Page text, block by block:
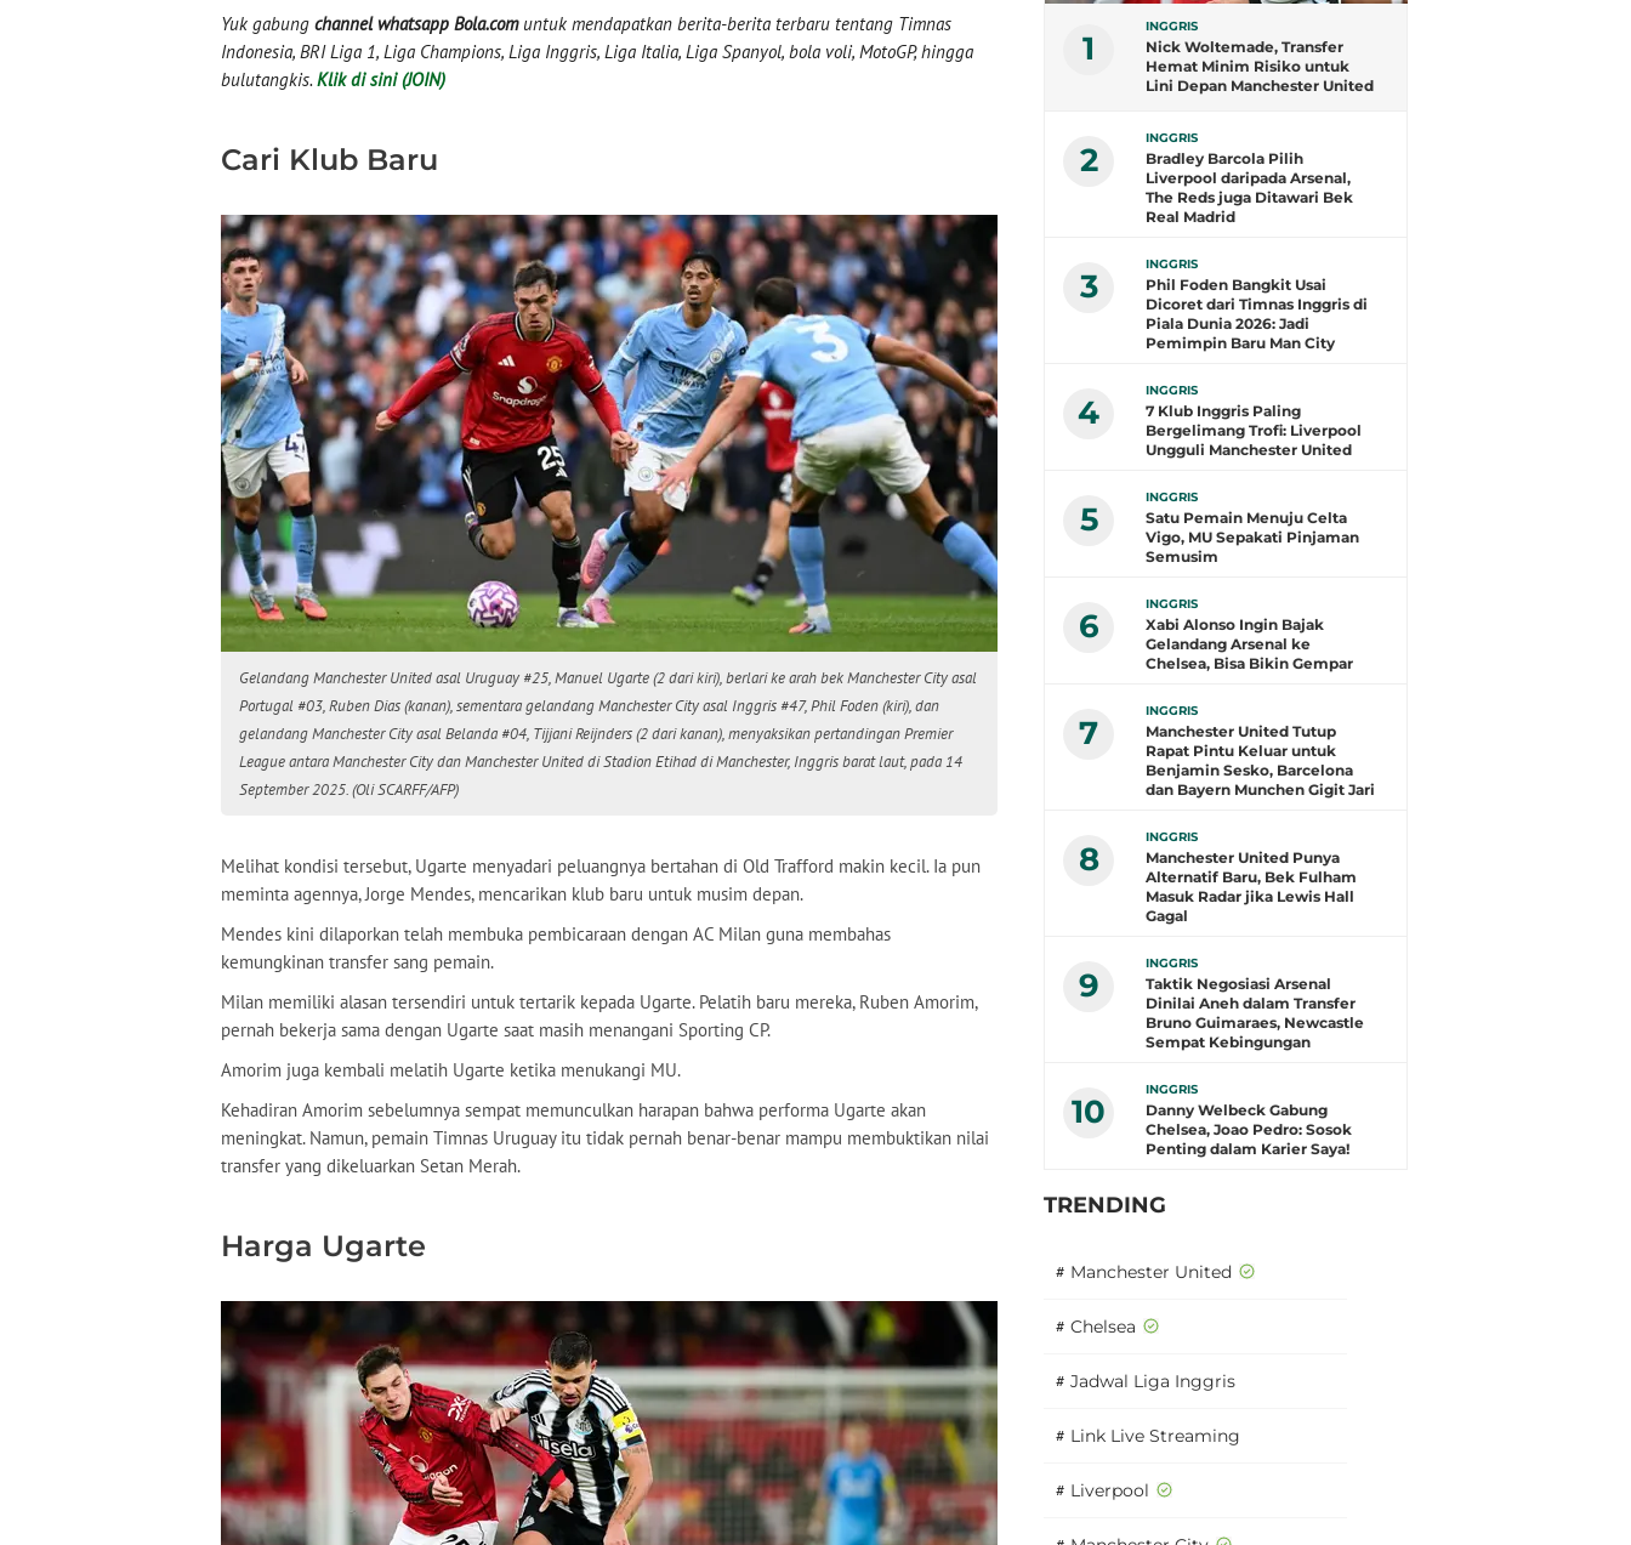
Yuk gabung channel whatsapp Bola.comuntuk mendapatkan berita-berita terbaru tentang Timnas
Indonesia, BRI Liga 1, Liga Champions, Liga Inggris, Liga Italia, Liga Spanyol, bola voli, MotoGP, hingga
bulutangkis. Klik di sini (JOIN)
Cari Klub Baru
Gelandang Manchester United asal Uruguay #25, Manuel Ugarte (2 dari kiri), berlari ke arah bek Manchester City asal
Portugal #03, Ruben Dias (kanan), sementara gelandang Manchester City asal Inggris #47, Phil Foden (kiri), dan
gelandang Manchester City asal Belanda #04, Tijjani Reijnders (2 dari kanan), menyaksikan pertandingan Premier
League antara Manchester City dan Manchester United di Stadion Etihad di Manchester, Inggris barat laut, pada 14
September 2025. (Oli SCARFF/AFP)
Melihat kondisi tersebut, Ugarte menyadari peluangnya bertahan di Old Trafford makin kecil. Ia pun
meminta agennya, Jorge Mendes, mencarikan klub baru untuk musim depan.
Mendes kini dilaporkan telah membuka pembicaraan dengan AC Milan guna membahas
kemungkinan transfer sang pemain.
Milan memiliki alasan tersendiri untuk tertarik kepada Ugarte. Pelatih baru mereka, Ruben Amorim,
pernah bekerja sama dengan Ugarte saat masih menangani Sporting CP.
Amorim juga kembali melatih Ugarte ketika menukangi MU.
Kehadiran Amorim sebelumnya sempat memunculkan harapan bahwa performa Ugarte akan
meningkat. Namun, pemain Timnas Uruguay itu tidak pernah benar-benar mampu membuktikan nilai
transfer yang dikeluarkan Setan Merah.
Harga Ugarte
1
INGGRIS
Nick Woltemade, Transfer
Hemat Minim Risiko untuk
Lini Depan Manchester United
2
INGGRIS
Bradley Barcola Pilih
Liverpool daripada Arsenal,
The Reds juga Ditawari Bek
Real Madrid
3
INGGRIS
Phil Foden Bangkit Usai
Dicoret dari Timnas Inggris di
Piala Dunia 2026: Jadi
Pemimpin Baru Man City
4
INGGRIS
7 Klub Inggris Paling
Bergelimang Trofi: Liverpool
Ungguli Manchester United
5
INGGRIS
Satu Pemain Menuju Celta
Vigo, MU Sepakati Pinjaman
Semusim
6
INGGRIS
Xabi Alonso Ingin Bajak
Gelandang Arsenal ke
Chelsea, Bisa Bikin Gempar
7
INGGRIS
Manchester United Tutup
Rapat Pintu Keluar untuk
Benjamin Sesko, Barcelona
dan Bayern Munchen Gigit Jari
8
INGGRIS
Manchester United Punya
Alternatif Baru, Bek Fulham
Masuk Radar jika Lewis Hall
Gagal
9
INGGRIS
Taktik Negosiasi Arsenal
Dinilai Aneh dalam Transfer
Bruno Guimaraes, Newcastle
Sempat Kebingungan
10
INGGRIS
Danny Welbeck Gabung
Chelsea, Joao Pedro: Sosok
Penting dalam Karier Saya!
TRENDING
# Manchester United
# Chelsea
# Jadwal Liga Inggris
# Link Live Streaming
# Liverpool